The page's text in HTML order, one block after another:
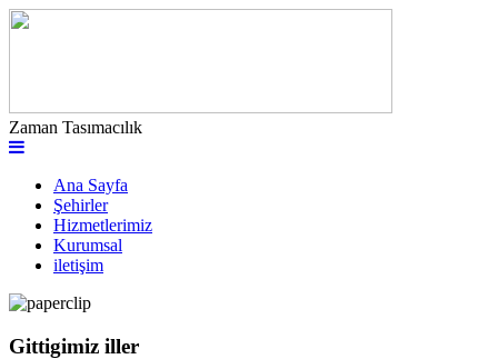
Zaman Tasımacılık
Ana Sayfa
Şehirler
Hizmetlerimiz
Kurumsal
iletişim
Gittigimiz iller